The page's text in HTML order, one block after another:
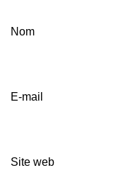
Nom
E-mail
Site web